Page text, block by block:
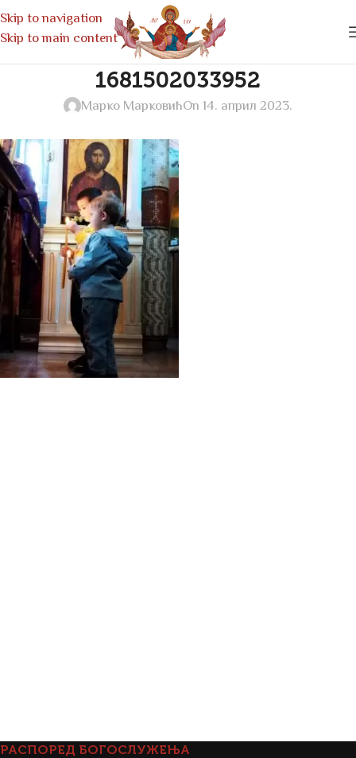
Skip to navigation
Skip to main content
1681502033952
Марко МарковићOn 14. април 2023.
РАСПОРЕД БОГОСЛУЖЕЊА